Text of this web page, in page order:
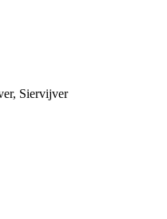
Siervijver